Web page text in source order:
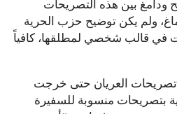
ودامغ بين هذه التصريحات
ولم يكن توضيح حزب الحرية
في قالب شخصي لمطلقها، كافياً
تصريحات العريان حتى خرجت
بتصريحات منسوبة للسفيرة